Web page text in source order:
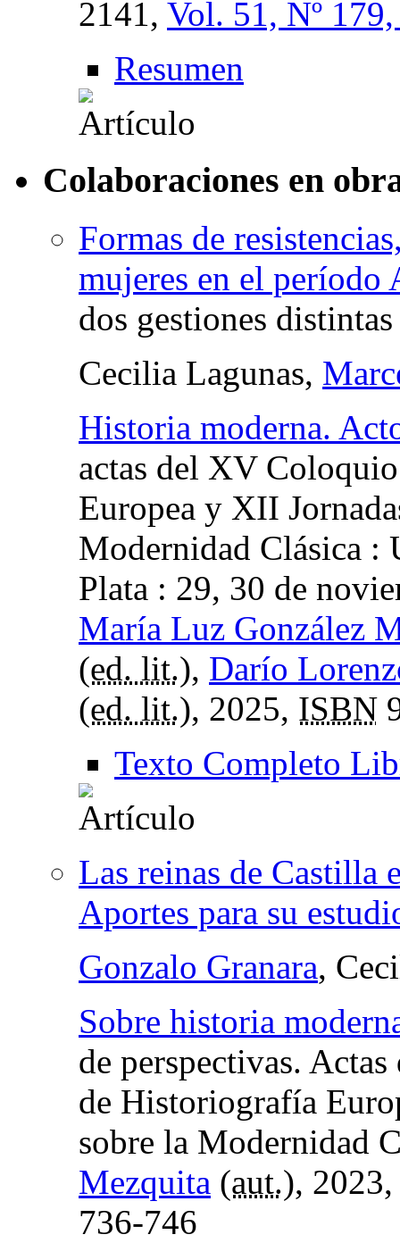
2141, Vol. 51, Nº
Resumen
Colaboraciones en
Formas de
mujeres en el período
dos gestiones distintas
Cecilia Lagunas,
Historia moderna.
actas del XV
Europea y XII
Modernidad Clásica :
Plata : 29, 30 de
María Luz González
(ed. lit.), Darío
(ed. lit.), 2025, ISBN
Texto Completo
Las reinas de Castilla
Aportes para su
Gonzalo Granara,
Sobre historia
de perspectivas.
de Historiografía
sobre la Modernidad
Mezquita (aut.),
736-746